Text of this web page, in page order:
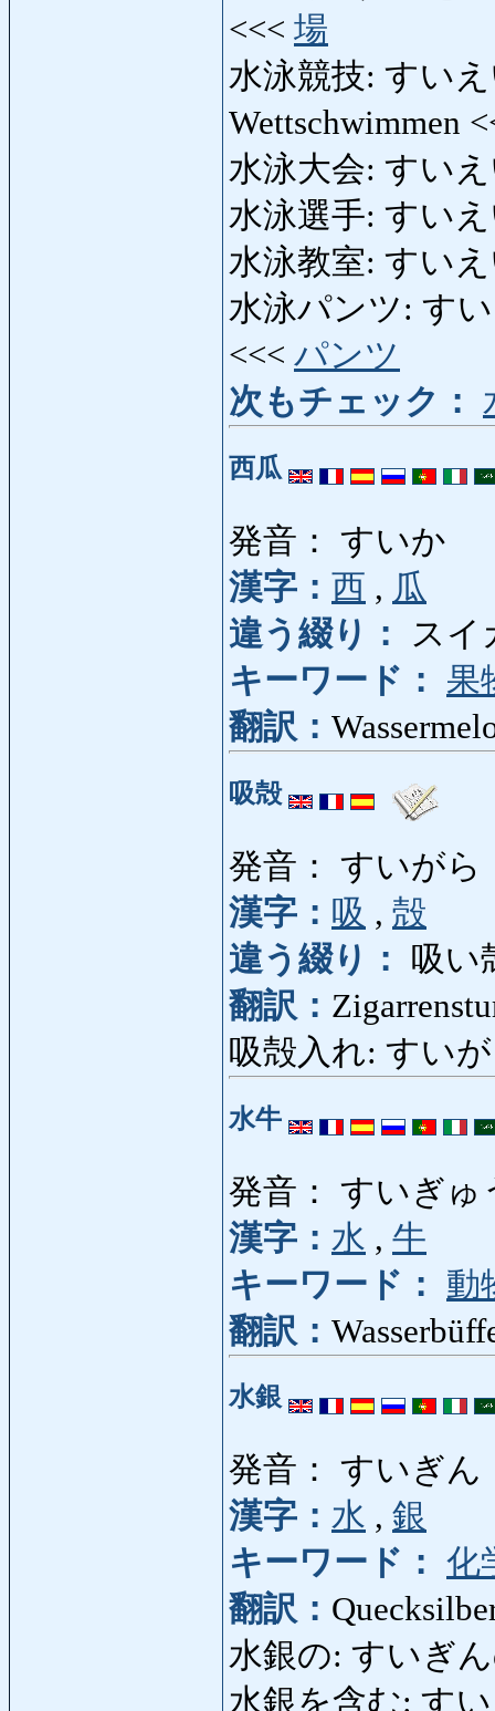
<<< 場
水泳競技: すい
Wettschwimmen
水泳大会: すい
水泳選手: すい
水泳教室: すい
水泳パンツ: すい
<<< パンツ
次もチェック：
西瓜
発音： すいか
漢字： 西 , 瓜
違う綴り：
スイ
キーワード：
果
翻訳：
吸殻
発音： すいがら
漢字： 吸 , 殻
違う綴り：
吸い
翻訳：
吸殻入れ: すい
水牛
発音： すいぎゅ
漢字： 水 , 牛
キーワード：
動
翻訳：
水銀
発音： すいぎん
漢字： 水 , 銀
キーワード： 化
翻訳：
水銀の: すいぎん
水銀を含む: す